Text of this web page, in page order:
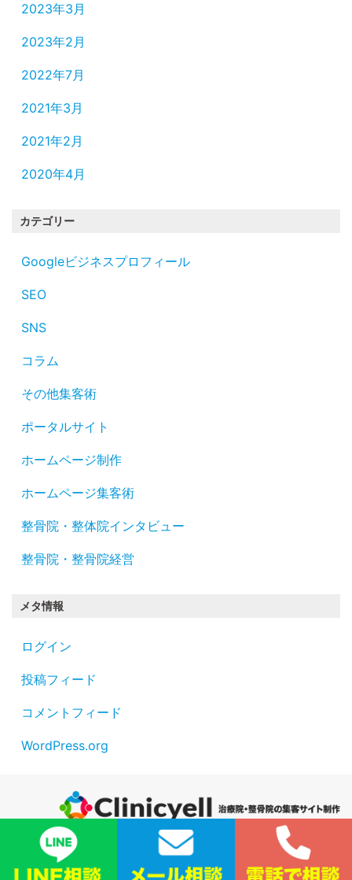
2023年3月
2023年2月
2022年7月
2021年3月
2021年2月
2020年4月
カテゴリー
Googleビジネスプロフィール
SEO
SNS
コラム
その他集客術
ポータルサイト
ホームページ制作
ホームページ集客術
整骨院・整体院インタビュー
整骨院・整骨院経営
メタ情報
ログイン
投稿フィード
コメントフィード
WordPress.org